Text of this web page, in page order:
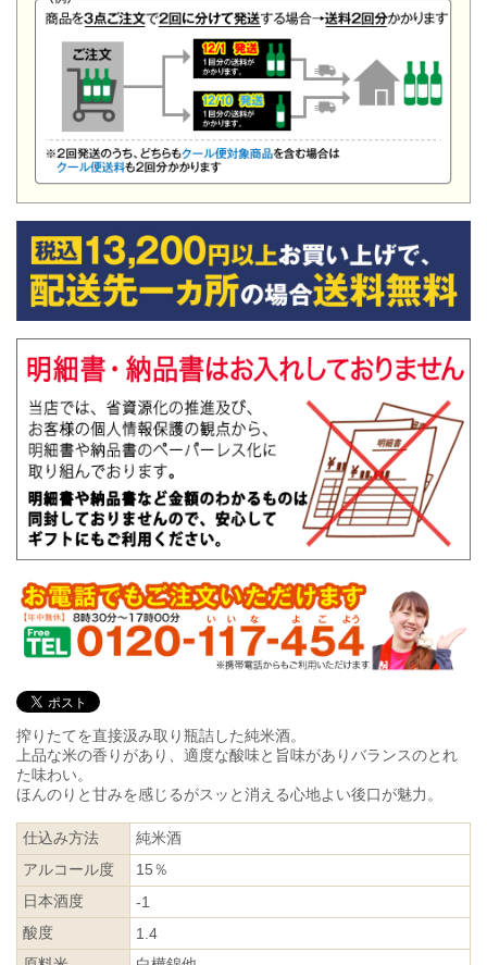
搾りたてを直接汲み取り瓶詰した純米酒。
上品な米の香りがあり、適度な酸味と旨味がありバランスのとれ
た味わい。
ほんのりと甘みを感じるがスッと消える心地よい後口が魅力。
仕込み方法
純米酒
アルコール度
15％
日本酒度
-1
酸度
1.4